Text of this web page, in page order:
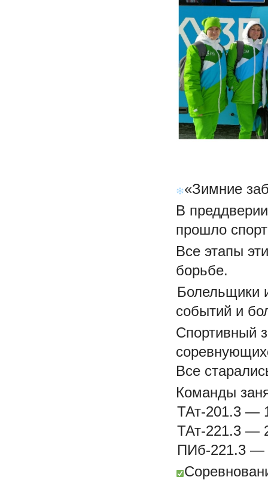
«Зимние
В
прошло
Все этапы
борьбе.
Болельщики
событий и
Спортивный
Все
Команды
ТАт-201.3 —
ТАт-221.3 —
ПИб-221.3 —